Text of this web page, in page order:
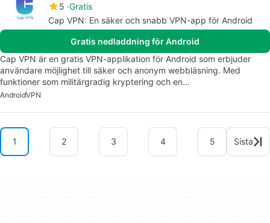
5 Gratis
Cap VPN: En säker och snabb VPN-app för Android
Gratis nedladdning för Android
Cap VPN är en gratis VPN-applikation för Android som erbjuder
användare möjlighet till säker och anonym webbläsning. Med
funktioner som militärgradig kryptering och en…
AndroidVPN
1 2 3 4 5 Sista